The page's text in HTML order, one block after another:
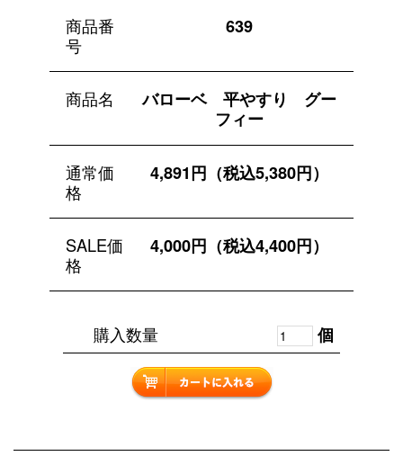
商品番
号
639
商品名
バローベ 平やすり グー
フィー
通常価
格
4,891円（税込5,380円）
SALE価
格
4,000円（税込4,400円）
購入数量 個